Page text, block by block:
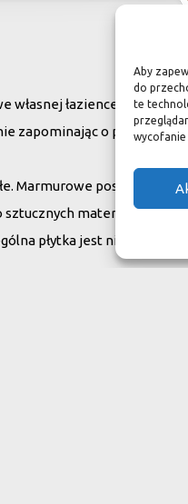
Aby
do
te
wycofanie
łazience możemy
zapominając o
Marmurowe posadzki w
materiałach, ich
płytka jest